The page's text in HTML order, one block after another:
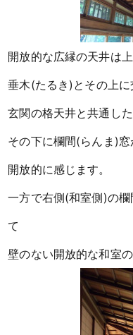
開放的な広縁の天井は
垂木(たるき)とその上に
玄関の格天井と共通した
その下に欄間(らんま)
開放的に感じます。
一方で右側(和室側)の
て
壁のない開放的な和室